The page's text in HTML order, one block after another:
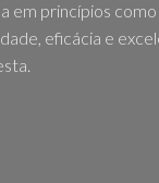
em princípios
eficácia e